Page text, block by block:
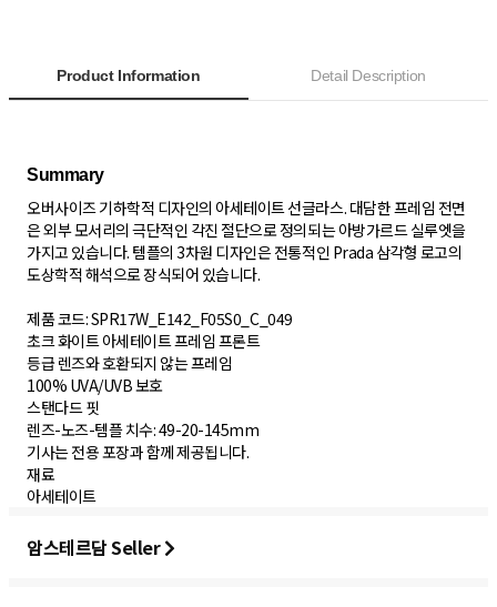
Product Information Detail Description
Summary
오버사이즈 기하학적 디자인의 아세테이트 선글라스. 대담한 프레임 전면
은 외부 모서리의 극단적인 각진 절단으로 정의되는 아방가르드 실루엣을
가지고 있습니다. 템플의 3차원 디자인은 전통적인 Prada 삼각형 로고의
도상학적 해석으로 장식되어 있습니다.
제품 코드: SPR17W_E142_F05S0_C_049
초크 화이트 아세테이트 프레임 프론트
등급 렌즈와 호환되지 않는 프레임
100% UVA/UVB 보호
스탠다드 핏
렌즈-노즈-템플 치수: 49-20-145mm
기사는 전용 포장과 함께 제공됩니다.
재료
아세테이트
암스테르담 Seller